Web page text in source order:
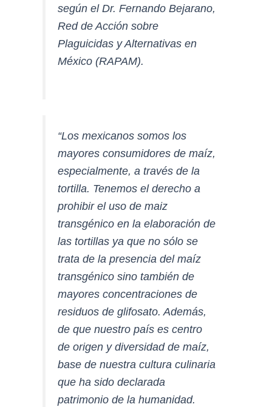
según elDr. Fernando Bejarano,
Red de Acción sobre
Plaguicidas y Alternativas en
México (RAPAM).
“Los mexicanos somos los
mayores consumidores de maíz,
especialmente, a través de la
tortilla. Tenemos el derecho a
prohibir el uso de maiz
transgénico en la elaboración de
las tortillas ya que no sólo se
trata de la presencia del maíz
transgénico sino también de
mayores concentraciones de
residuos de glifosato. Además,
de que nuestro país es centro
de origen y diversidad de maíz,
base de nuestra cultura culinaria
que ha sido declarada
patrimonio de la humanidad.